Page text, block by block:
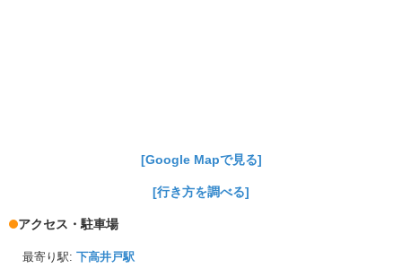
[Google Mapで見る]
[行き方を調べる]
アクセス・駐車場
最寄り駅: 下高井戸駅